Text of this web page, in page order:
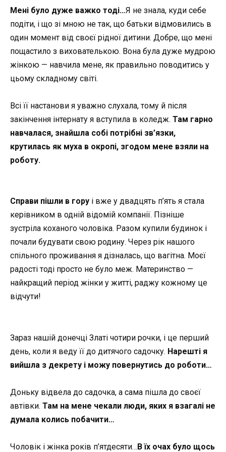
Мені було дуже важко тоді…Я не знала, куди себе
подіти, і що зі мною не так, що батьки відмовились в
один момент від своєї рідної дитини. Добре, що мені
пощастило з вихователькою. Вона була дуже мудрою
жінкою — навчила мене, як правильно поводитись у
цьому складному світі.
Всі її настанови я уважно слухала, тому й після
закінчення інтернату я вступила в коледж. Там гарно
навчалася, знайшла собі потрібні зв’язки,
крутилась як муха в окропі, згодом мене взяли на
роботу.
Справи пішли в гору і вже у двадцять п’ять я стала
керівником в одній відомій компанії. Пізніше
зустріла коханого чоловіка. Разом купили будинок і
почали будувати свою родину. Через рік нашого
спільного проживання я дізналась, що вагітна. Моєї
радості тоді просто не було меж. Материнство —
найкращий період жінки у житті, раджу кожному це
відчути!
Зараз нашій донечці Златі чотири рочки, і це перший
день, коли я веду її до дитячого садочку. Нарешті я
вийшла з декрету і можу повернутись до роботи…
Доньку відвела до садочка, а сама пішла до своєї
автівки. Там на мене чекали люди, яких я взагалі не
думала колись побачити…
Чоловік і жінка років п’ятдесяти…В їх очах було щось